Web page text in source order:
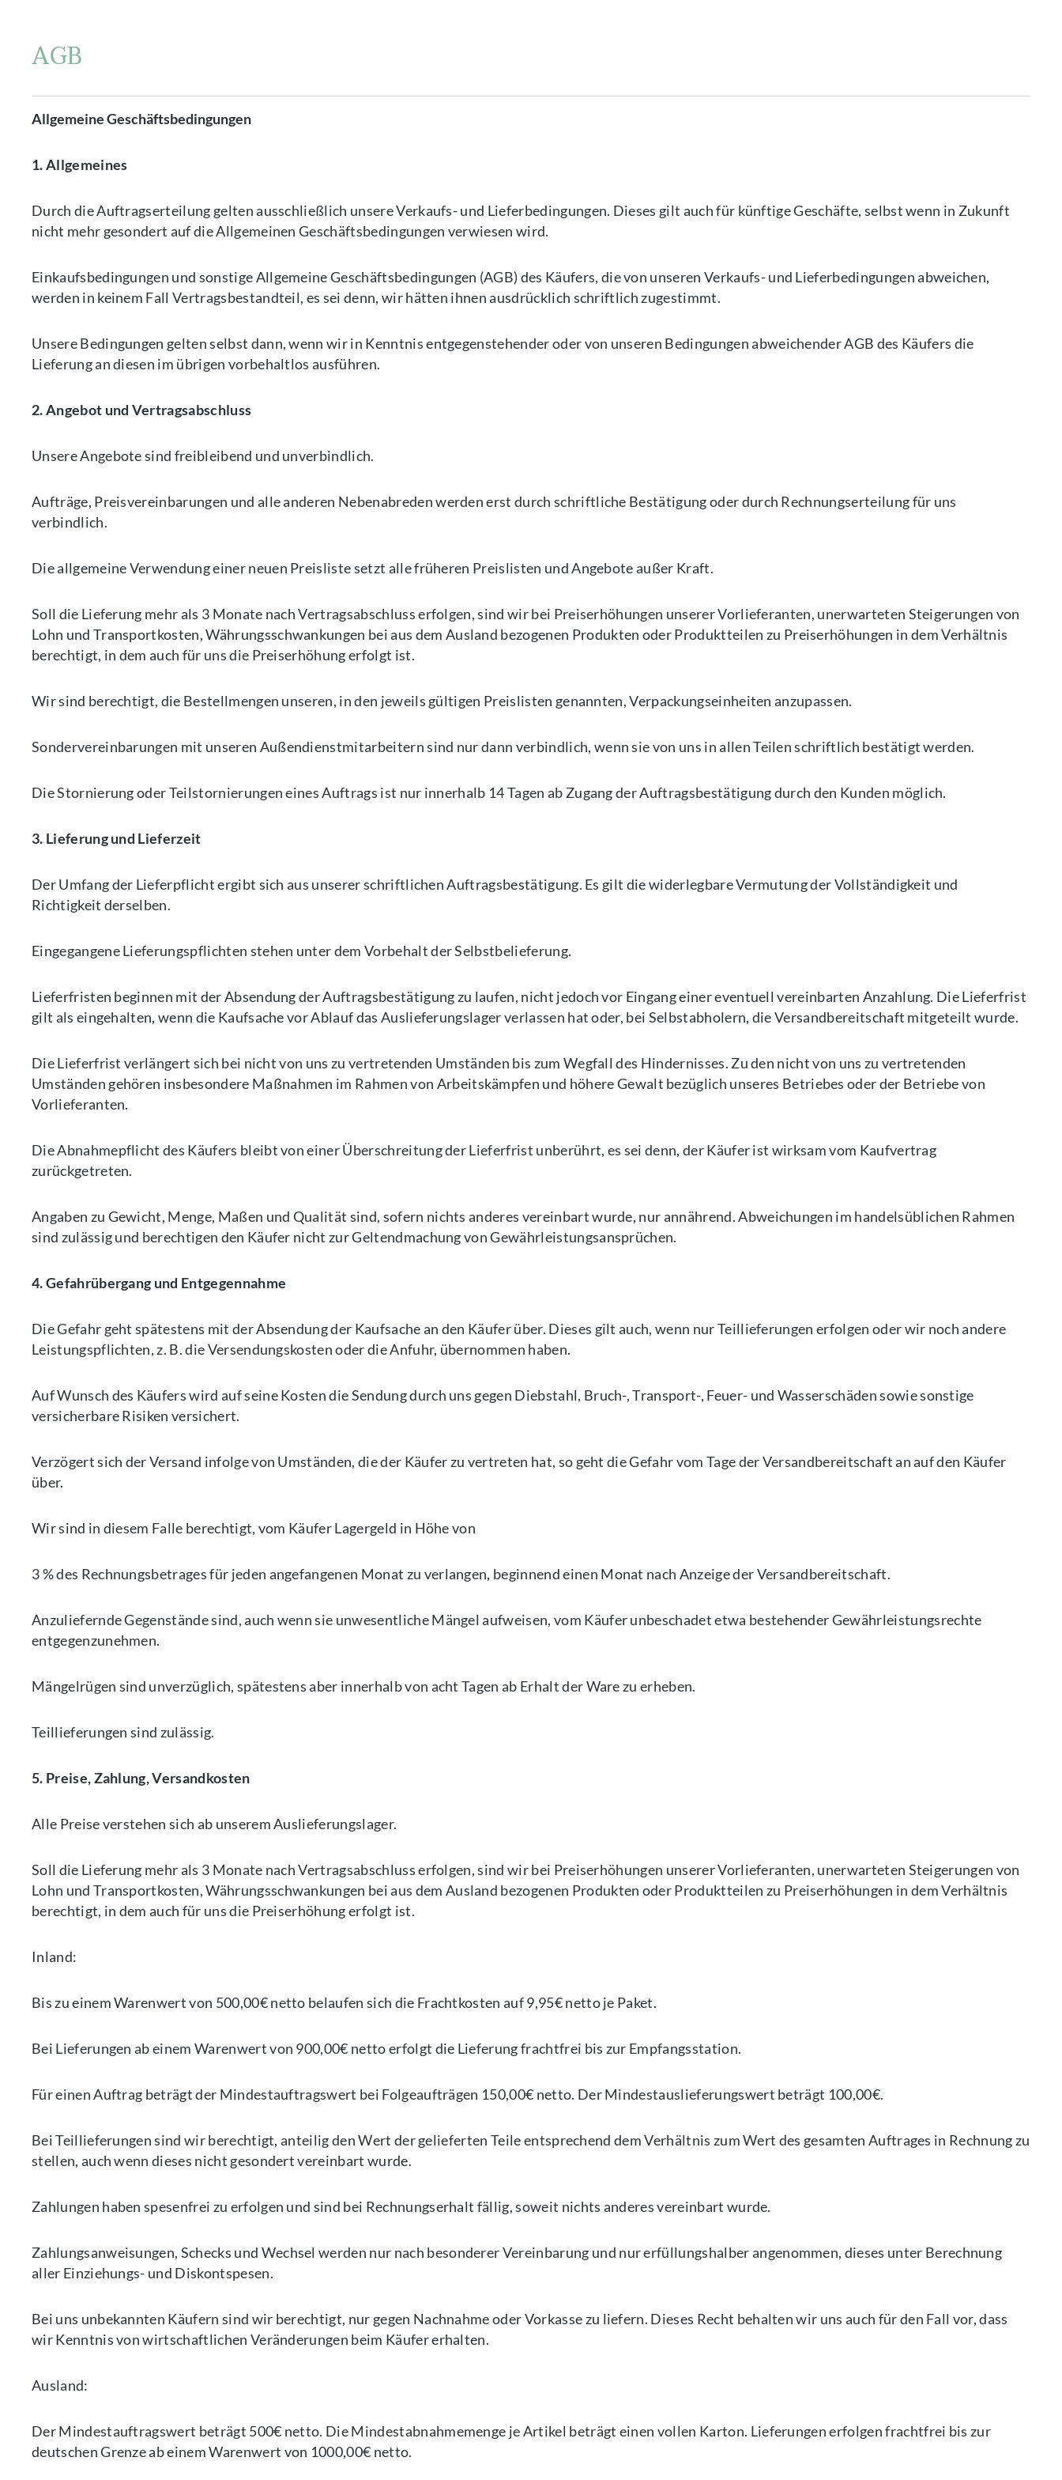
AGB
Allgemeine Geschäftsbedingungen
1. Allgemeines
Durch die Auftragserteilung gelten ausschließlich unsere Verkaufs- und Lieferbedingungen. Dieses gilt auch für künftige Geschäfte, selbst wenn in Zukunft
nicht mehr gesondert auf die Allgemeinen Geschäftsbedingungen verwiesen wird.
Einkaufsbedingungen und sonstige Allgemeine Geschäftsbedingungen (AGB) des Käufers, die von unseren Verkaufs- und Lieferbedingungen abweichen,
werden in keinem Fall Vertragsbestandteil, es sei denn, wir hätten ihnen ausdrücklich schriftlich zugestimmt.
Unsere Bedingungen gelten selbst dann, wenn wir in Kenntnis entgegenstehender oder von unseren Bedingungen abweichender AGB des Käufers die
Lieferung an diesen im übrigen vorbehaltlos ausführen.
2. Angebot und Vertragsabschluss
Unsere Angebote sind freibleibend und unverbindlich.
Aufträge, Preisvereinbarungen und alle anderen Nebenabreden werden erst durch schriftliche Bestätigung oder durch Rechnungserteilung für uns
verbindlich.
Die allgemeine Verwendung einer neuen Preisliste setzt alle früheren Preislisten und Angebote außer Kraft.
Soll die Lieferung mehr als 3 Monate nach Vertragsabschluss erfolgen, sind wir bei Preiserhöhungen unserer Vorlieferanten, unerwarteten Steigerungen von
Lohn und Transportkosten, Währungsschwankungen bei aus dem Ausland bezogenen Produkten oder Produktteilen zu Preiserhöhungen in dem Verhältnis
berechtigt, in dem auch für uns die Preiserhöhung erfolgt ist.
Wir sind berechtigt, die Bestellmengen unseren, in den jeweils gültigen Preislisten genannten, Verpackungseinheiten anzupassen.
Sondervereinbarungen mit unseren Außendienstmitarbeitern sind nur dann verbindlich, wenn sie von uns in allen Teilen schriftlich bestätigt werden.
Die Stornierung oder Teilstornierungen eines Auftrags ist nur innerhalb 14 Tagen ab Zugang der Auftragsbestätigung durch den Kunden möglich.
3. Lieferung und Lieferzeit
Der Umfang der Lieferpflicht ergibt sich aus unserer schriftlichen Auftragsbestätigung. Es gilt die widerlegbare Vermutung der Vollständigkeit und
Richtigkeit derselben.
Eingegangene Lieferungspflichten stehen unter dem Vorbehalt der Selbstbelieferung.
Lieferfristen beginnen mit der Absendung der Auftragsbestätigung zu laufen, nicht jedoch vor Eingang einer eventuell vereinbarten Anzahlung. Die Lieferfrist
gilt als eingehalten, wenn die Kaufsache vor Ablauf das Auslieferungslager verlassen hat oder, bei Selbstabholern, die Versandbereitschaft mitgeteilt wurde.
Die Lieferfrist verlängert sich bei nicht von uns zu vertretenden Umständen bis zum Wegfall des Hindernisses. Zu den nicht von uns zu vertretenden
Umständen gehören insbesondere Maßnahmen im Rahmen von Arbeitskämpfen und höhere Gewalt bezüglich unseres Betriebes oder der Betriebe von
Vorlieferanten.
Die Abnahmepflicht des Käufers bleibt von einer Überschreitung der Lieferfrist unberührt, es sei denn, der Käufer ist wirksam vom Kaufvertrag
zurückgetreten.
Angaben zu Gewicht, Menge, Maßen und Qualität sind, sofern nichts anderes vereinbart wurde, nur annährend. Abweichungen im handelsüblichen Rahmen
sind zulässig und berechtigen den Käufer nicht zur Geltendmachung von Gewährleistungsansprüchen.
4. Gefahrübergang und Entgegennahme
Die Gefahr geht spätestens mit der Absendung der Kaufsache an den Käufer über. Dieses gilt auch, wenn nur Teillieferungen erfolgen oder wir noch andere
Leistungspflichten, z. B. die Versendungskosten oder die Anfuhr, übernommen haben.
Auf Wunsch des Käufers wird auf seine Kosten die Sendung durch uns gegen Diebstahl, Bruch-, Transport-, Feuer- und Wasserschäden sowie sonstige
versicherbare Risiken versichert.
Verzögert sich der Versand infolge von Umständen, die der Käufer zu vertreten hat, so geht die Gefahr vom Tage der Versandbereitschaft an auf den Käufer
über.
Wir sind in diesem Falle berechtigt, vom Käufer Lagergeld in Höhe von
3 % des Rechnungsbetrages für jeden angefangenen Monat zu verlangen, beginnend einen Monat nach Anzeige der Versandbereitschaft.
Anzuliefernde Gegenstände sind, auch wenn sie unwesentliche Mängel aufweisen, vom Käufer unbeschadet etwa bestehender Gewährleistungsrechte
entgegenzunehmen.
Mängelrügen sind unverzüglich, spätestens aber innerhalb von acht Tagen ab Erhalt der Ware zu erheben.
Teillieferungen sind zulässig.
5. Preise, Zahlung, Versandkosten
Alle Preise verstehen sich ab unserem Auslieferungslager.
Soll die Lieferung mehr als 3 Monate nach Vertragsabschluss erfolgen, sind wir bei Preiserhöhungen unserer Vorlieferanten, unerwarteten Steigerungen von
Lohn und Transportkosten, Währungsschwankungen bei aus dem Ausland bezogenen Produkten oder Produktteilen zu Preiserhöhungen in dem Verhältnis
berechtigt, in dem auch für uns die Preiserhöhung erfolgt ist.
Inland:
Bis zu einem Warenwert von 500,00€ netto belaufen sich die Frachtkosten auf 9,95€ netto je Paket.
Bei Lieferungen ab einem Warenwert von 900,00€ netto erfolgt die Lieferung frachtfrei bis zur Empfangsstation.
Für einen Auftrag beträgt der Mindestauftragswert bei Folgeaufträgen 150,00€ netto. Der Mindestauslieferungswert beträgt 100,00€.
Bei Teillieferungen sind wir berechtigt, anteilig den Wert der gelieferten Teile entsprechend dem Verhältnis zum Wert des gesamten Auftrages in Rechnung zu
stellen, auch wenn dieses nicht gesondert vereinbart wurde.
Zahlungen haben spesenfrei zu erfolgen und sind bei Rechnungserhalt fällig, soweit nichts anderes vereinbart wurde.
Zahlungsanweisungen, Schecks und Wechsel werden nur nach besonderer Vereinbarung und nur erfüllungshalber angenommen, dieses unter Berechnung
aller Einziehungs- und Diskontspesen.
Bei uns unbekannten Käufern sind wir berechtigt, nur gegen Nachnahme oder Vorkasse zu liefern. Dieses Recht behalten wir uns auch für den Fall vor, dass
wir Kenntnis von wirtschaftlichen Veränderungen beim Käufer erhalten.
Ausland:
Der Mindestauftragswert beträgt 500€ netto. Die Mindestabnahmemenge je Artikel beträgt einen vollen Karton. Lieferungen erfolgen frachtfrei bis zur
deutschen Grenze ab einem Warenwert von 1000,00€ netto.